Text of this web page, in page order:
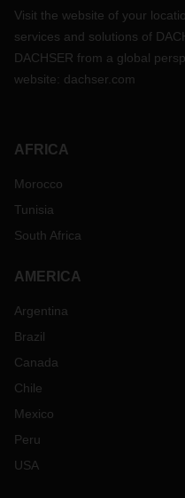
Visit the website of your
services and solutions of
DACHSER from a global
website: dachser.com
AFRICA
Morocco
Tunisia
South Africa
AMERICA
Argentina
Brazil
Canada
Chile
Mexico
Peru
USA